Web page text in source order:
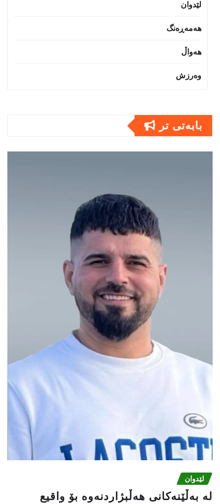
لێدوان
هەمەڕەنگ
هەواڵ
وەرزش
بابەتى تر
لێدوان
لە بەڵێنەکانی هەڵبژاردنەوە بۆ واقیع